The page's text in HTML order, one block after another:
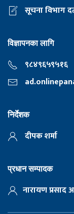
सूचना विभाग
विज्ञापनका लागि
९८४९६५९५१६
निर्देशक
दीपक शर्मा
प्रधान सम्पादक
नारायण प्रसाद